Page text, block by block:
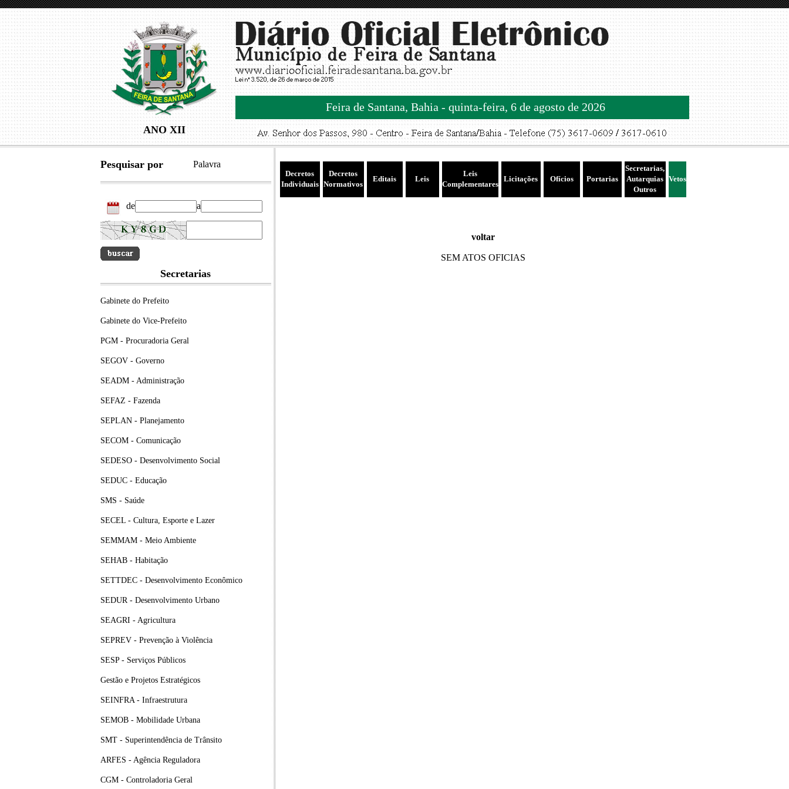
ANO XII
Feira de Santana, Bahia - quinta-feira, 6 de agosto de 2026
Pesquisar por Palavra
de a
Secretarias
Gabinete do Prefeito
Gabinete do Vice-Prefeito
PGM - Procuradoria Geral
SEGOV - Governo
SEADM - Administração
SEFAZ - Fazenda
SEPLAN - Planejamento
SECOM - Comunicação
SEDESO - Desenvolvimento Social
SEDUC - Educação
SMS - Saúde
SECEL - Cultura, Esporte e Lazer
SEMMAM - Meio Ambiente
SEHAB - Habitação
SETTDEC - Desenvolvimento Econômico
SEDUR - Desenvolvimento Urbano
SEAGRI - Agricultura
SEPREV - Prevenção à Violência
SESP - Serviços Públicos
Gestão e Projetos Estratégicos
SEINFRA - Infraestrutura
SEMOB - Mobilidade Urbana
SMT - Superintendência de Trânsito
ARFES - Agência Reguladora
CGM - Controladoria Geral
Decretos
Individuais
Decretos
Normativos
Editais Leis
Leis
Complementares
Licitações Ofícios Portarias
Secretarias,
Autarquias
Outros
Vetos
voltar
SEM ATOS OFICIAS